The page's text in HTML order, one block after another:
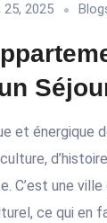
25, 2025
et énergique
C’est une
ce qui en